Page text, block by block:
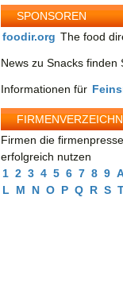
SPONSOREN
foodir.org The food
News zu Snacks finden
Informationen für
Firmen die
erfolgreich nutzen
1 2 3 4 5 6 7 8 9
L
M N O P Q R S